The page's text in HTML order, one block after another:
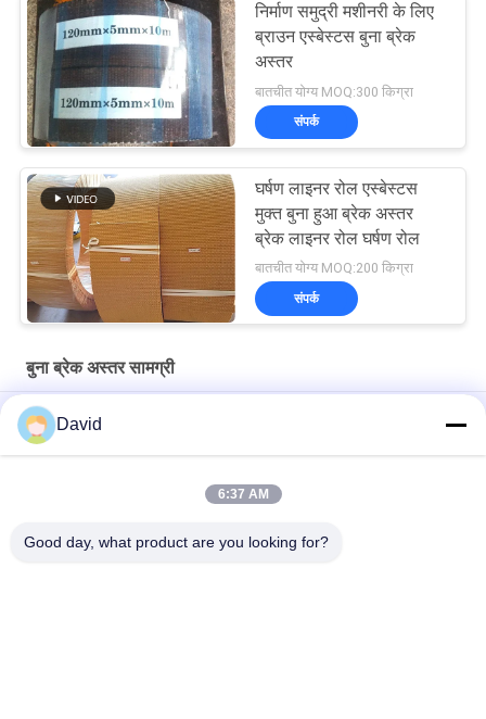
निर्माण समुद्री मशीनरी के लिए
ब्राउन एस्बेस्टस बुना ब्रेक
अस्तर
बातचीत योग्य MOQ:300 किग्रा
संपर्क
घर्षण लाइनर रोल एस्बेस्टस
मुक्त बुना हुआ ब्रेक अस्तर
ब्रेक लाइनर रोल घर्षण रोल
बातचीत योग्य MOQ:200 किग्रा
संपर्क
बुना ब्रेक अस्तर सामग्री
Drawworks Woven Brake Lining Brake Lining Roll with Brass
Wire Inside for Windlass
David
6:37 AM
Good day, what product are you looking for?